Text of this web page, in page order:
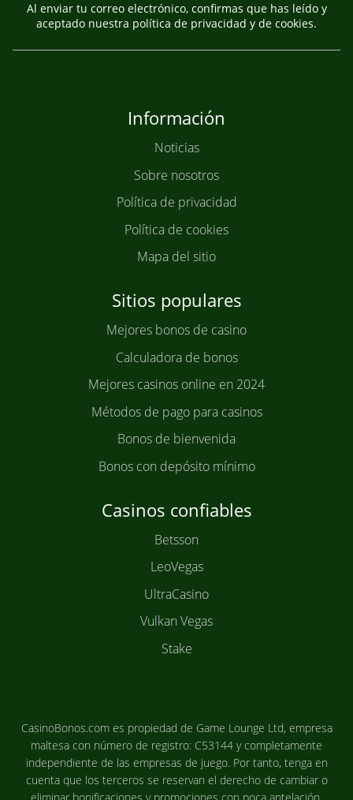
Al enviar tu correo electrónico, confirmas que has leído y
aceptado nuestra política de privacidad y de cookies.
Información
Noticias
Sobre nosotros
Política de privacidad
Política de cookies
Mapa del sitio
Sitios populares
Mejores bonos de casino
Calculadora de bonos
Mejores casinos online en 2024
Métodos de pago para casinos
Bonos de bienvenida
Bonos con depósito mínimo
Casinos confiables
Betsson
LeoVegas
UltraCasino
Vulkan Vegas
Stake
CasinoBonos.com es propiedad de Game Lounge Ltd, empresa
maltesa con número de registro: C53144 y completamente
independiente de las empresas de juego. Por tanto, tenga en
cuenta que los terceros se reservan el derecho de cambiar o
eliminar bonificaciones y promociones con poca antelación.